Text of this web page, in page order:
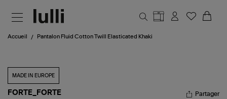
Accueil Pantalon Fluid Cotton Twill Elasticated Khaki
MADE IN EUROPE
FORTE_FORTE Partager